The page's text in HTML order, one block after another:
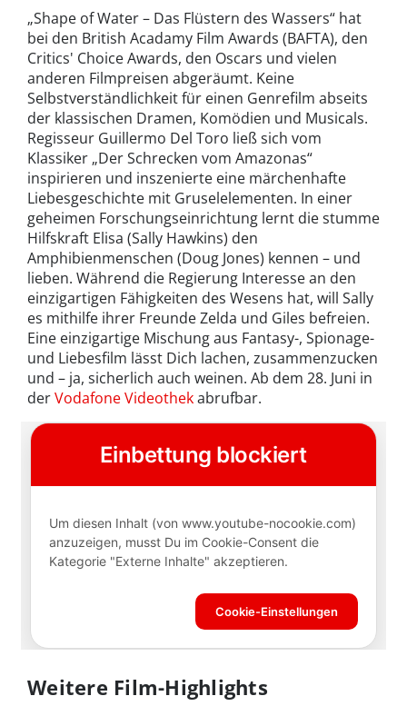
„Shape of Water – Das Flüstern des Wassers“ hat
bei den British Acadamy Film Awards (BAFTA), den
Critics' Choice Awards, den Oscars und vielen
anderen Filmpreisen abgeräumt. Keine
Selbstverständlichkeit für einen Genrefilm abseits
der klassischen Dramen, Komödien und Musicals.
Regisseur Guillermo Del Toro ließ sich vom
Klassiker „Der Schrecken vom Amazonas“
inspirieren und inszenierte eine märchenhafte
Liebesgeschichte mit Gruselelementen. In einer
geheimen Forschungseinrichtung lernt die stumme
Hilfskraft Elisa (Sally Hawkins) den
Amphibienmenschen (Doug Jones) kennen – und
lieben. Während die Regierung Interesse an den
einzigartigen Fähigkeiten des Wesens hat, will Sally
es mithilfe ihrer Freunde Zelda und Giles befreien.
Eine einzigartige Mischung aus Fantasy-, Spionage-
und Liebesfilm lässt Dich lachen, zusammenzucken
und – ja, sicherlich auch weinen. Ab dem 28. Juni in
derVodafone Videothekabrufbar.
Weitere Film-Highlights